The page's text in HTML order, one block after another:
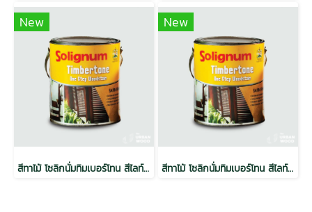
New
สีทาไม้ โซลิกนั่มทิมเบอร์โทน สีไลท์โอ๊ค วาเทอร์ เบสท์ ขนาด 1 ลิตร (6กระป๋อง/ลัง)
New
สีทาไม้ โซลิกนั่มทิมเบอร์โทน สีไลท์โอ๊ค วาเทอร์ เบสท์ ขนาด 3.785 ลิตร (4กระป๋อง/ลัง)